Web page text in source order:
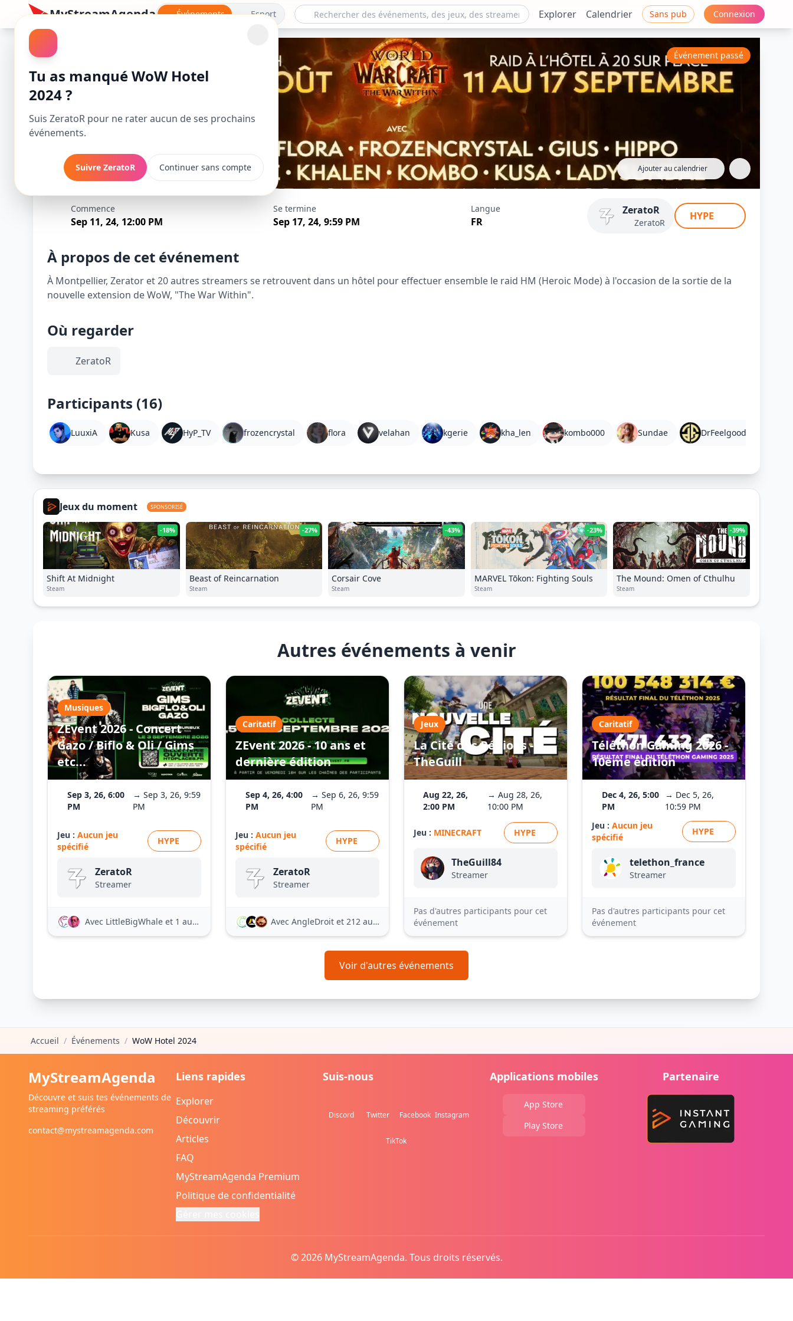
Tu as manqué WoW Hotel
2024 ?
Suis ZeratoR pour ne rater aucun de ses prochains
événements.
Suivre ZeratoR Continuer sans compte
MyStreamAgenda Événements Esport Explorer Calendrier Sans pub Connexion
WoW Hotel 2024
Ajouter au calendrier
Événement passé
Commence
Sep 11, 24, 12:00 PM
Se termine
Sep 17, 24, 9:59 PM
Langue
FR
ZeratoR
ZeratoR
HYPE
À propos de cet événement
À Montpellier, Zerator et 20 autres streamers se retrouvent dans un hôtel pour effectuer ensemble le raid HM (Heroic Mode) à l'occasion de la sortie de la
nouvelle extension de WoW, "The War Within".
Où regarder
ZeratoR
Participants (16)
LuuxiA Kusa HyP_TV frozencrystal flora velahan kgerie kha_len kombo000 Sundae DrFeelgood
Jeux du moment SPONSORISÉ
-18%
Shift At Midnight
Steam
-27%
Beast of Reincarnation
Steam
-43%
Corsair Cove
Steam
-23%
MARVEL Tōkon: Fighting Souls
Steam
-39%
The Mound: Omen of Cthulhu
Steam
Autres événements à venir
Musiques
ZEvent 2026 - Concert
Gazo / Biflo & Oli / Gims
etc...
Sep 3, 26, 6:00
PM
→ Sep 3, 26, 9:59
PM
Jeu : Aucun jeu
spécifié
HYPE
ZeratoR
Streamer
Avec LittleBigWhaleet 1 autre
Caritatif
ZEvent 2026 - 10 ans et
dernière édition
Sep 4, 26, 4:00
PM
→ Sep 6, 26, 9:59
PM
Jeu : Aucun jeu
spécifié
HYPE
ZeratoR
Streamer
Avec AngleDroit et 212 autres
Jeux
La Cité des Régions -
TheGuill
Aug 22, 26,
2:00 PM
→ Aug 28, 26,
10:00 PM
Jeu : MINECRAFT HYPE
TheGuill84
Streamer
Pas d'autres participants pour cet
événement
Caritatif
Téléthon Gaming 2026 -
10ème édition
Dec 4, 26, 5:00
PM
→ Dec 5, 26,
10:59 PM
Jeu : Aucun jeu
spécifié
HYPE
telethon_france
Streamer
Pas d'autres participants pour cet
événement
Voir d'autres événements
Accueil / Événements / WoW Hotel 2024
MyStreamAgenda
Découvre et suis tes événements de
streaming préférés
contact@mystreamagenda.com
Liens rapides
Explorer
Découvrir
Articles
FAQ
MyStreamAgenda Premium
Politique de confidentialité
Suis-nous
Discord Twitter Facebook Instagram
TikTok
Applications mobiles
App Store
Play Store
Partenaire
© 2026 MyStreamAgenda. Tous droits réservés.